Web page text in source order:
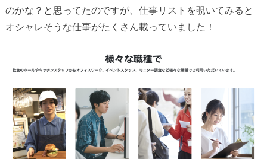
のかな？と思ってたのですが、仕事リストを覗いてみると
オシャレそうな仕事がたくさん載っていました！